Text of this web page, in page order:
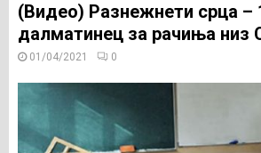
(Видео) Разнежнети срца –
далматинец за рачиња низ
01/04/2021 0